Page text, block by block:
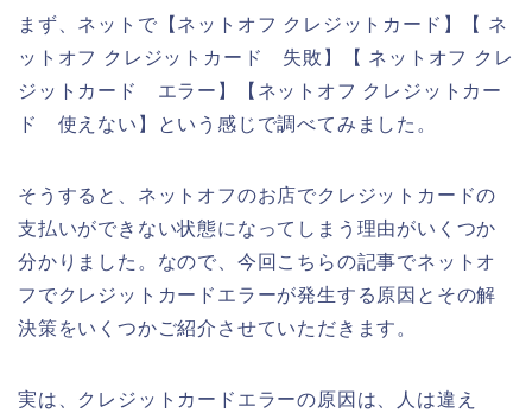
まず、ネットで【ネットオフ クレジットカード】【 ネ
ットオフ クレジットカード 失敗】【 ネットオフ クレ
ジットカード エラー】【ネットオフ クレジットカー
ド 使えない】という感じで調べてみました。
そうすると、ネットオフのお店でクレジットカードの
支払いができない状態になってしまう理由がいくつか
分かりました。なので、今回こちらの記事でネットオ
フでクレジットカードエラーが発生する原因とその解
決策をいくつかご紹介させていただきます。
実は、クレジットカードエラーの原因は、人は違え